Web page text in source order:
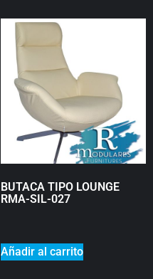
BUTACA TIPO LOUNGE
RMA-SIL-027
Añadir al carrito